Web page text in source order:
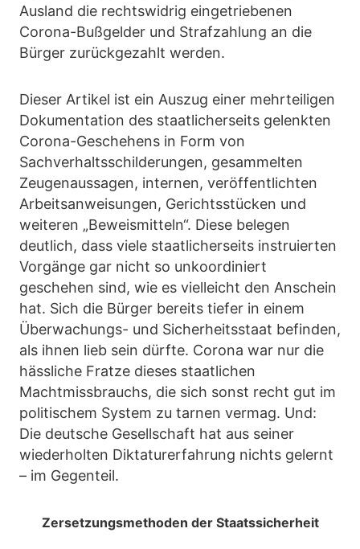
Ausland die rechtswidrig eingetriebenen
Corona-Bußgelder und Strafzahlung an die
Bürger zurückgezahlt werden.
Dieser Artikel ist ein Auszug einer mehrteiligen
Dokumentation des staatlicherseits gelenkten
Corona-Geschehens in Form von
Sachverhaltsschilderungen, gesammelten
Zeugenaussagen, internen, veröffentlichten
Arbeitsanweisungen, Gerichtsstücken und
weiteren „Beweismitteln“. Diese belegen
deutlich, dass viele staatlicherseits instruierten
Vorgänge gar nicht so unkoordiniert
geschehen sind, wie es vielleicht den Anschein
hat. Sich die Bürger bereits tiefer in einem
Überwachungs- und Sicherheitsstaat befinden,
als ihnen lieb sein dürfte. Corona war nur die
hässliche Fratze dieses staatlichen
Machtmissbrauchs, die sich sonst recht gut im
politischem System zu tarnen vermag. Und:
Die deutsche Gesellschaft hat aus seiner
wiederholten Diktaturerfahrung nichts gelernt
– im Gegenteil.
Zersetzungsmethoden der Staatssicherheit